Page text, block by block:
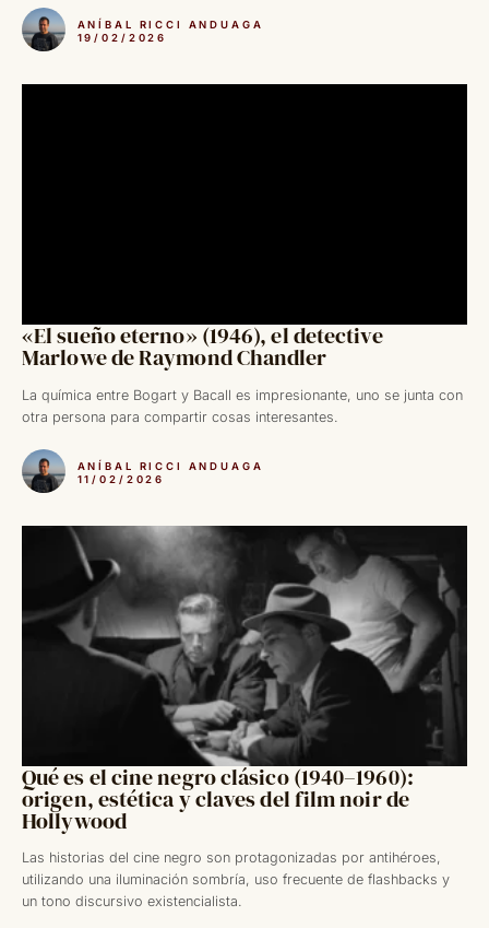
ANÍBAL RICCI ANDUAGA
19/02/2026
«El sueño eterno» (1946), el detective
Marlowe de Raymond Chandler
La química entre Bogart y Bacall es impresionante, uno se junta con
otra persona para compartir cosas interesantes.
ANÍBAL RICCI ANDUAGA
11/02/2026
Qué es el cine negro clásico (1940–1960):
origen, estética y claves del film noir de
Hollywood
Las historias del cine negro son protagonizadas por antihéroes,
utilizando una iluminación sombría, uso frecuente de flashbacks y
un tono discursivo existencialista.